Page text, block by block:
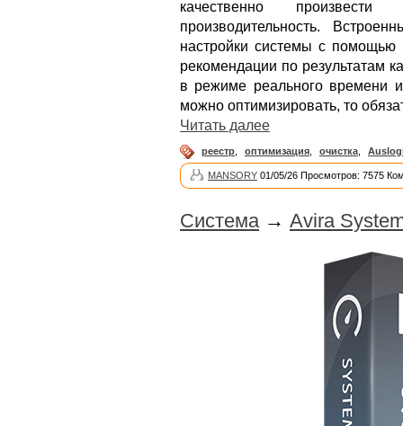
качественно
производительность.
настройки системы с помощью
рекомендации по результатам
в режиме реального времени и
можно оптимизировать, то
Читать далее
реестр оптимизация очистка
MANSORY 01/05/26 Просмотров: 7575
Система→ Avira